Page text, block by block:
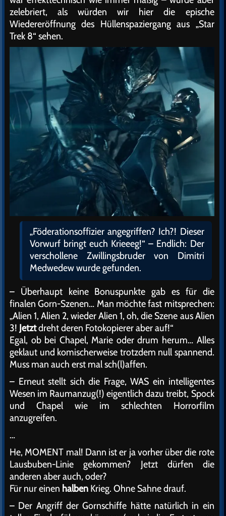
zelebriert, als würden wir hier die epische
Wiedereröffnung des Hüllenspaziergang aus „Star
Trek 8“ sehen.
„Föderationsoffizier angegriffen? Ich?! Dieser
Vorwurf bringt euch Krieeeg!“ – Endlich: Der
verschollene Zwillingsbruder von Dimitri
Medwedew wurde gefunden.
– Überhaupt keine Bonuspunkte gab es für die
finalen Gorn-Szenen… Man möchte fast mitsprechen:
„Alien 1, Alien 2, wieder Alien 1, oh, die Szene aus Alien
3! Jetztdreht deren Fotokopierer aber auf!“
Egal, ob bei Chapel, Marie oder drum herum… Alles
geklaut und komischerweise trotzdem null spannend.
Muss man auch erst mal sch(l)affen.
– Erneut stellt sich die Frage, WAS ein intelligentes
Wesen im Raumanzug(!) eigentlich dazu treibt, Spock
und Chapel wie im schlechten Horrorfilm
anzugreifen.
…
He, MOMENT mal! Dann ist er ja vorher über die rote
Lausbuben-Linie gekommen? Jetzt dürfen die
anderen aber auch, oder?
Für nur einen halben Krieg. Ohne Sahne drauf.
– Der Angriff der Gornschiffe hätte natürlich in ein